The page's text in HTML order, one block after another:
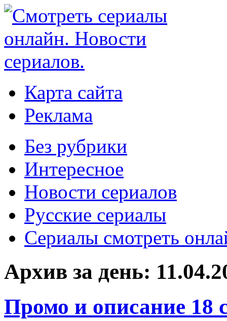
Карта сайта
Реклама
Без рубрики
Интересное
Новости сериалов
Русские сериалы
Сериалы смотреть
Архив за день:
Промо и описание 18